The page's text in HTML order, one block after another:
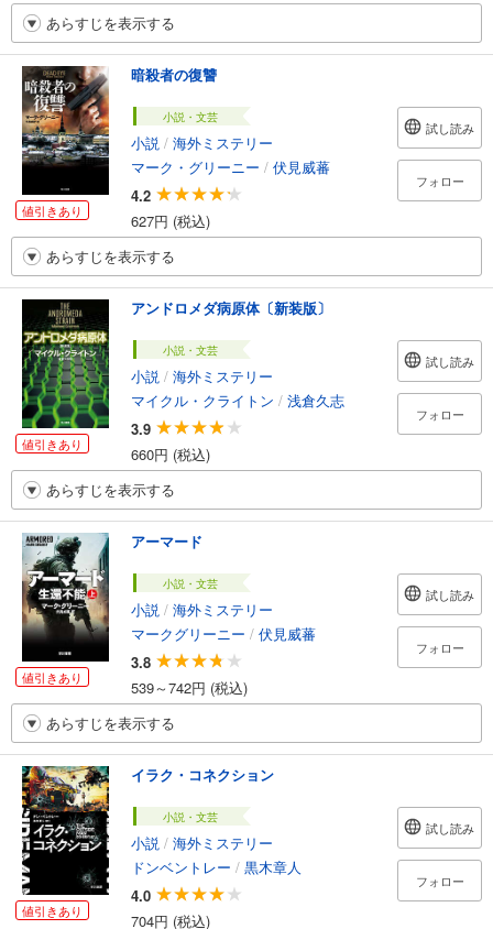
あらすじを表示する
値引きあり
暗殺者の復讐
小説・文芸
小説 / 海外ミステリー
マーク・グリーニー / 伏見威蕃
4.2
627円 (税込)
試し読み
フォロー
あらすじを表示する
値引きあり
アンドロメダ病原体〔新装版〕
小説・文芸
小説 / 海外ミステリー
マイクル・クライトン / 浅倉久志
3.9
660円 (税込)
試し読み
フォロー
あらすじを表示する
値引きあり
アーマード
小説・文芸
小説 / 海外ミステリー
マークグリーニー / 伏見威蕃
3.8
539～742円 (税込)
試し読み
フォロー
あらすじを表示する
値引きあり
イラク・コネクション
小説・文芸
小説 / 海外ミステリー
ドンベントレー / 黒木章人
4.0
704円 (税込)
試し読み
フォロー